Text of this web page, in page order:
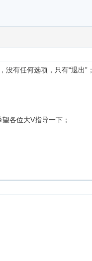
有任何选项，只有“退出”；
各位大V指导一下；